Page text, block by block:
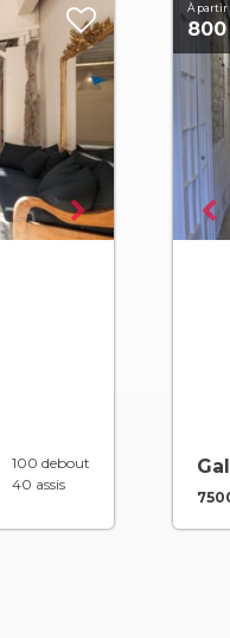
100 debout
40 assis
À partir